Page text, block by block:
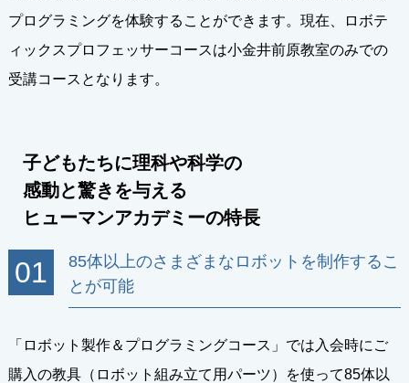
プログラミングを体験することができます。現在、ロボテ
ィックスプロフェッサーコースは小金井前原教室のみでの
受講コースとなります。
子どもたちに理科や科学の
感動と驚きを与える
ヒューマンアカデミーの特長
01
85体以上のさまざまなロボットを制作するこ
とが可能
「ロボット製作＆プログラミングコース」では入会時にご
購入の教具（ロボット組み立て用パーツ）を使って85体以